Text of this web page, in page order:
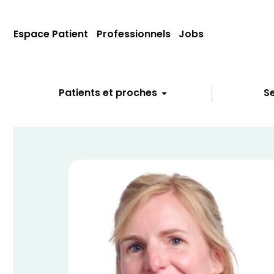
Patients et proches
Espace Patient Professionnels Jobs